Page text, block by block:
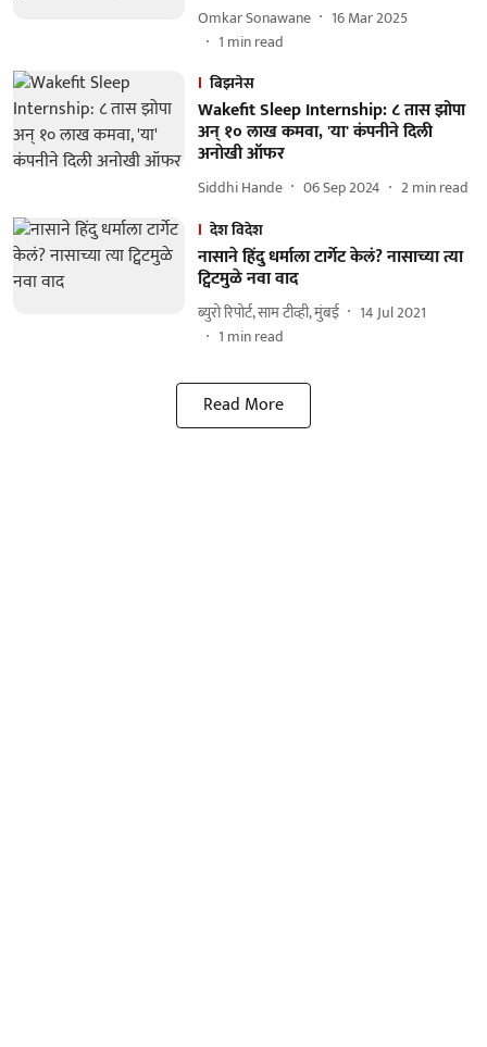
Omkar Sonawane
16 Mar 2025
1 min read
बिझनेस
Wakefit Sleep Internship: ८ तास झोपा
अन् १० लाख कमवा, 'या' कंपनीने दिली
अनोखी ऑफर
Siddhi Hande 06 Sep 2024 2min read
देश विदेश
नासाने हिंदु धर्माला टार्गेट केलं? नासाच्या त्या
ट्विटमुळे नवा वाद
ब्युरो रिपोर्ट, साम टीव्ही, मुंबई
14 Jul 2021
1 min read
Read More